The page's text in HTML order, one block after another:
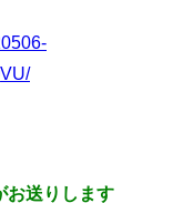
お送りします